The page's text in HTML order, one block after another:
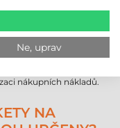
množství a
rád pomůže sladit
řešení pro
požadavků, speciálních
nákupních nákladů.
NA
Ne, uprav